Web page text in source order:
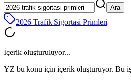
Ara
2026 Trafik Sigortasi Primleri
İçerik oluşturuluyor...
YZ bu konu için içerik oluşturuyor. Bu